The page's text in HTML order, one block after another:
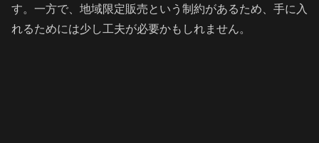
す。一方で、地域限定販売という制約があるため、手に入
れるためには少し工夫が必要かもしれません。